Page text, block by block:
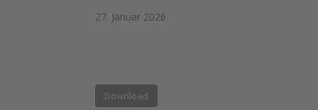
27. Januar 2026
Download